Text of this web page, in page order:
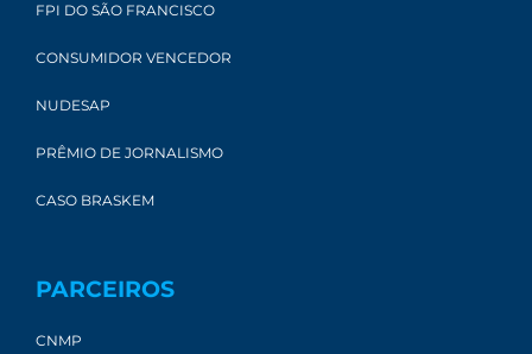
FPI DO SÃO FRANCISCO
CONSUMIDOR VENCEDOR
NUDESAP
PRÊMIO DE JORNALISMO
CASO BRASKEM
PARCEIROS
CNMP